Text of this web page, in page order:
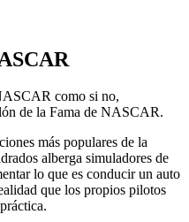
como si no,
de la Fama de NASCAR.
más populares de la
alberga simuladores de
lo que es conducir un auto
que los propios pilotos